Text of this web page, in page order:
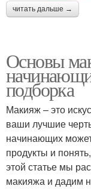
читать дальше →
Основы
подборка
Макияж – это
ваши лучшие
начинающих
продукты и
этой статье мы
макияжа и дадим